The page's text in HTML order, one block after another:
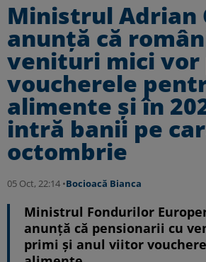
Ministrul Adrian
anunță că
venituri mici
voucherele
alimente și în
intră banii pe
octombrie
05 Oct, 22:14 •Bocioacă Bianca
Ministrul Fondurilor
anunță că pensionarii cu
primi și anul viitor